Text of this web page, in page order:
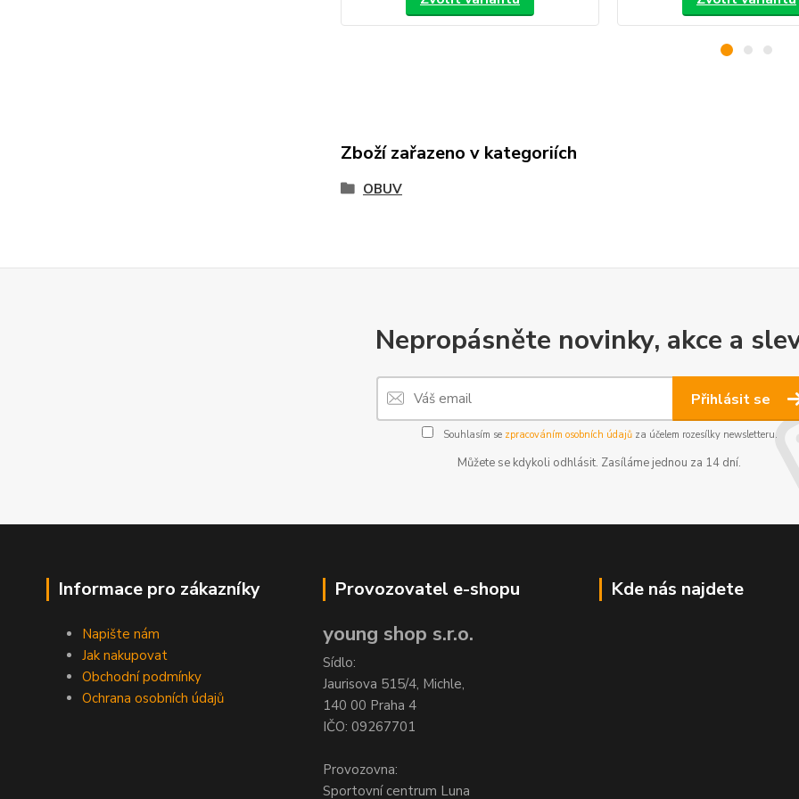
Zboží zařazeno v kategoriích
OBUV
Nepropásněte novinky, akce a
Přihlásit se
Souhlasím se zpracováním osobních údajůza účelem rozesílky newsletteru.
Můžete se kdykoli odhlásit. Zasíláme jednou za 14 dní.
Informace pro zákazníky
Napište nám
Jak nakupovat
Obchodní podmínky
Ochrana osobních údajů
Provozovatel e-shopu
young shop s.r.o.
Sídlo:
Jaurisova 515/4, Michle,
140 00 Praha 4
IČO: 09267701
Provozovna:
Sportovní centrum Luna
Kde nás najdete